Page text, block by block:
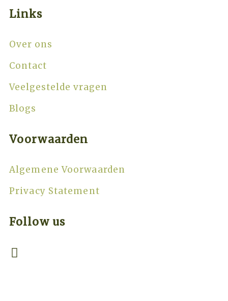
Links
Over ons
Contact
Veelgestelde vragen
Blogs
Voorwaarden
Algemene Voorwaarden
Privacy Statement
Follow us